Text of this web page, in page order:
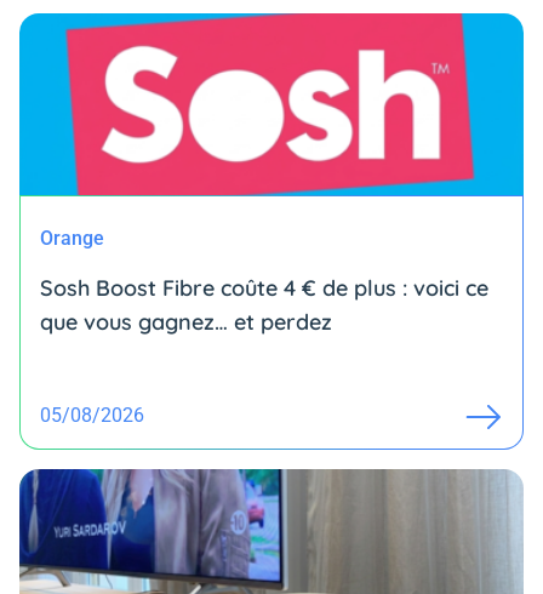
Orange
Sosh Boost Fibre coûte 4 € de plus : voici ce
que vous gagnez… et perdez
05/08/2026